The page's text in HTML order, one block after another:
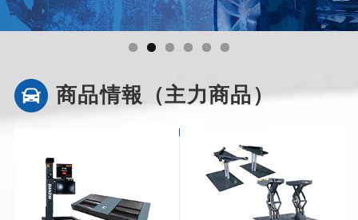
お問い合わせ
ENGLISH
商品情報（主力商品）